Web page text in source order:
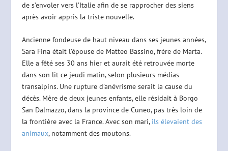
de s’envoler vers l’Italie afin de se rapprocher des siens
après avoir appris la triste nouvelle.
Ancienne fondeuse de haut niveau dans ses jeunes années,
Sara Fina était l’épouse de Matteo Bassino, frère de Marta.
Elle a fêté ses 30 ans hier et aurait été retrouvée morte
dans son lit ce jeudi matin, selon plusieurs médias
transalpins. Une rupture d’anévrisme serait la cause du
décès. Mère de deux jeunes enfants, elle résidait à Borgo
San Dalmazzo, dans la province de Cuneo, pas très loin de
la frontière avec la France. Avec son mari, ils élevaient des
animaux, notamment des moutons.